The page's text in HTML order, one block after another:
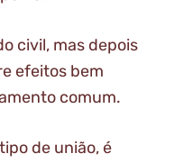
civil, mas depois
efeitos bem
comum.
de união, é